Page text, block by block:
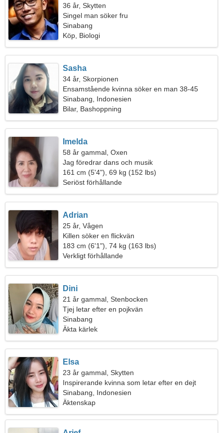
36 år, Skytten
Singel man söker fru
Sinabang
Köp, Biologi
Sasha
34 år, Skorpionen
Ensamstående kvinna söker en man 38-45
Sinabang, Indonesien
Bilar, Bashoppning
Imelda
58 år gammal, Oxen
Jag föredrar dans och musik
161 cm (5'4"), 69 kg (152 lbs)
Seriöst förhållande
Adrian
25 år, Vågen
Killen söker en flickvän
183 cm (6'1"), 74 kg (163 lbs)
Verkligt förhållande
Dini
21 år gammal, Stenbocken
Tjej letar efter en pojkvän
Sinabang
Äkta kärlek
Elsa
23 år gammal, Skytten
Inspirerande kvinna som letar efter en dejt
Sinabang, Indonesien
Äktenskap